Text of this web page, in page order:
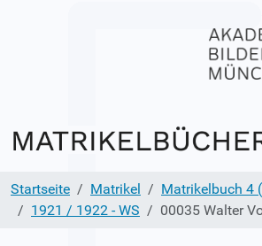
Startseite Matrikel
Matrikelbuch 4
1921 / 1922 - WS
00035 Walter